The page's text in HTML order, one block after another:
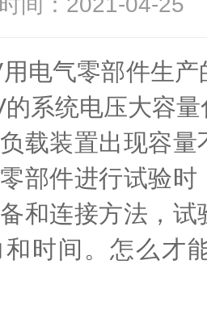
电气零部件生
系统电压大容
载装置出现容
部件进行试验
和连接方法，
时间。怎么才